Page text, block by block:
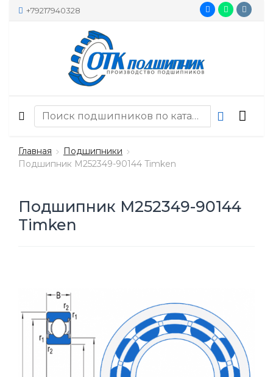
+79217940328
Главная
Подшипники
Подшипник M252349-90144 Timken
Подшипник M252349-90144
Timken